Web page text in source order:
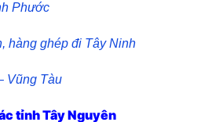
Phước
hàng ghép đi Tây Ninh
Vũng Tàu
tỉnh Tây Nguyên